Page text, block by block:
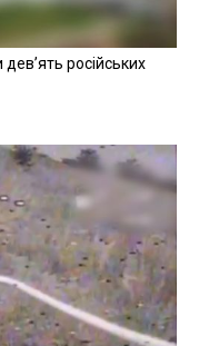
російських